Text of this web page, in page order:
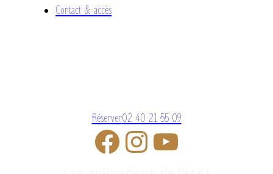
Contact & accès
Réserver02 40 21 55 09